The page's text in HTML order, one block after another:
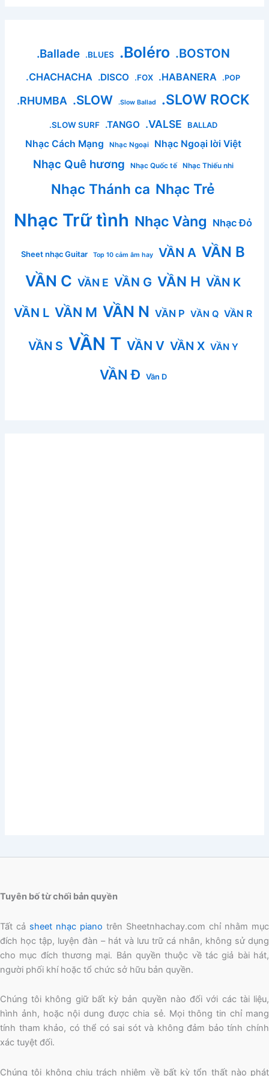
.Ballade .BLUES .Boléro .BOSTON
.CHACHACHA .DISCO .FOX .HABANERA .POP
.RHUMBA .SLOW .Slow Ballad .SLOW ROCK
.SLOW SURF .TANGO .VALSE BALLAD
Nhạc Cách Mạng Nhạc Ngoại Nhạc Ngoại lời Việt
Nhạc Quê hương Nhạc Quốc tế Nhạc Thiếu nhi
Nhạc Thánh ca Nhạc Trẻ
Nhạc Trữ tình Nhạc Vàng Nhạc Đỏ
Sheet nhạc Guitar Top 10 cảm âm hay VẦN A VẦN B
VẦN C VẦN E VẦN G VẦN H VẦN K
VẦN L VẦN M VẦN N VẦN P VẦN Q VẦN R
VẦN S VẦN T VẦN V VẦN X VẦN Y
VẦN Đ Vần D
Tuyên bố từ chối bản quyền
Tất cả sheet nhạc piano trên Sheetnhachay.com chỉ nhằm mục
đích học tập, luyện đàn – hát và lưu trữ cá nhân, không sử dụng
cho mục đích thương mại. Bản quyền thuộc về tác giả bài hát,
người phối khí hoặc tổ chức sở hữu bản quyền.
Chúng tôi không giữ bất kỳ bản quyền nào đối với các tài liệu,
hình ảnh, hoặc nội dung được chia sẻ. Mọi thông tin chỉ mang
tính tham khảo, có thể có sai sót và không đảm bảo tính chính
xác tuyệt đối.
Chúng tôi không chịu trách nhiệm về bất kỳ tổn thất nào phát